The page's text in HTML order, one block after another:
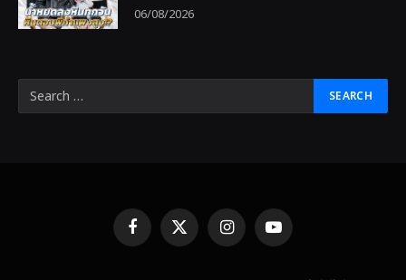
06/08/2026
FacebookX
(Twitter)
InstagramYouTube